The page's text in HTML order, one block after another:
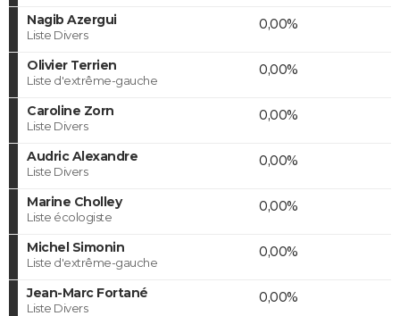
Nagib Azergui
Liste Divers
0,00%
Olivier Terrien
Liste d'extrême-gauche
0,00%
Caroline Zorn
Liste Divers
0,00%
Audric Alexandre
Liste Divers
0,00%
Marine Cholley
Liste écologiste
0,00%
Michel Simonin
Liste d'extrême-gauche
0,00%
Jean-Marc Fortané
Liste Divers
0,00%